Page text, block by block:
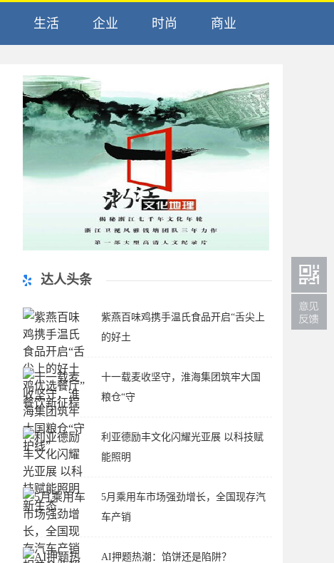
生活 企业 时尚 商业
达人头条
紫燕百味鸡携手温氏食品开启“舌尖上
的好土
十一载麦收坚守，淮海集团筑牢大国
粮仓“守
利亚德励丰文化闪耀光亚展 以科技赋
能照明
5月乘用车市场强劲增长，全国现存汽
车产销
AI押题热潮：馅饼还是陷阱？